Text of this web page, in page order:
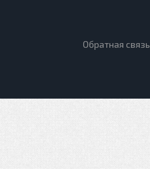
Обратная связь